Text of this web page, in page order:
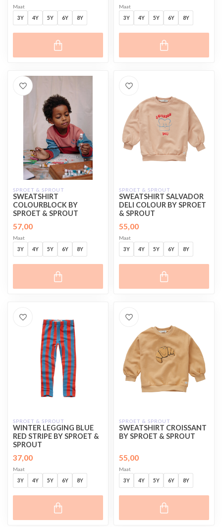
Maat
3Y
4Y 5Y 6Y 8Y
Maat
3Y
4Y 5Y 6Y 8Y
SPROET & SPROUT
SWEATSHIRT
COLOURBLOCK BY
SPROET & SPROUT
57,00
Maat
3Y
4Y 5Y 6Y 8Y
SPROET & SPROUT
SWEATSHIRT SALVADOR
DELI COLOUR BY SPROET
& SPROUT
55,00
Maat
3Y
4Y 5Y 6Y 8Y
SPROET & SPROUT
WINTER LEGGING BLUE
RED STRIPE BY SPROET &
SPROUT
37,00
Maat
3Y
4Y 5Y 6Y 8Y
SPROET & SPROUT
SWEATSHIRT CROISSANT
BY SPROET & SPROUT
55,00
Maat
3Y
4Y 5Y 6Y 8Y